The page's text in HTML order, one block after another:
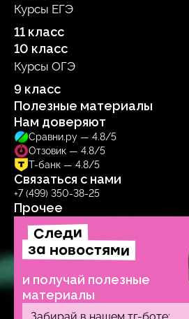
Продюсерский центр
Курсы ЕГЭ
11 класс
Русский язык
Профильная математика
Обществознание
Биология
10 класс
Русский язык
Профильная математика
Информатика
Обществознание
Биология
Курсы ОГЭ
9 класс
Русский язык
Полезные материалы
Блог
Учебник
Тренажер
Нам доверяют
Сравни.ру — 4.8/5
Отзовик — 4.8/5
Т-банк — 4.8/5
Связаться с нами
+7 (499) 350-38-25
Прочее
Договор-оферта
Политика обработки персональных
Образовательная лицензия №
Следи
за новостями
и получай полезные
материалы